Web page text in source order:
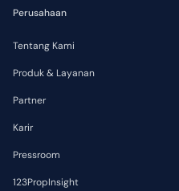
Perusahaan
Tentang Kami
Produk & Layanan
Partner
Karir
Pressroom
123PropInsight